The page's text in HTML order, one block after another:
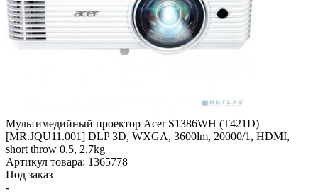
Мультимедийный проектор Acer S1386WH (T421D)
[MR.JQU11.001] DLP 3D, WXGA, 3600lm, 20000/­1, HDMI,
short throw 0.5, 2.7kg
Артикул товара: 1365778
Под заказ
-